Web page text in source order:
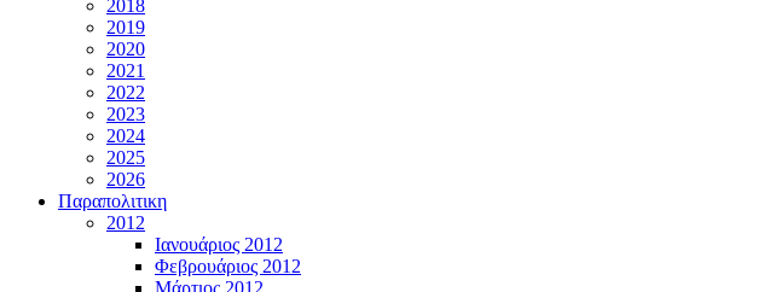
2018
2019
2020
2021
2022
2023
2024
2025
2026
Παραπολιτικη
2012
Ιανουάριος 2012
Φεβρουάριος 2012
Μάρτιος 2012